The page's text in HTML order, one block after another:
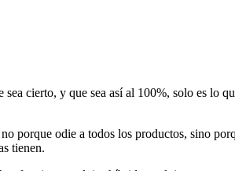
cierto, y que sea así al 100%, solo es lo
porque odie a todos los productos, sino
tienen.